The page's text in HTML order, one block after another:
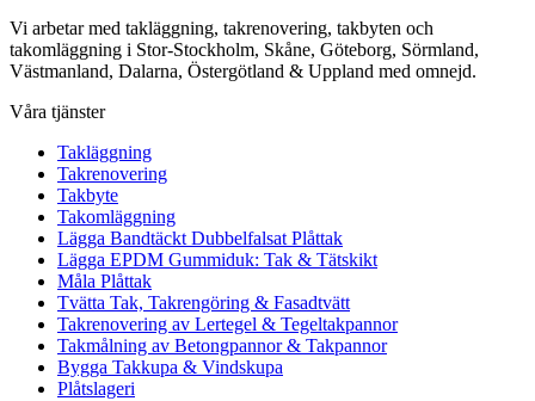
Vi arbetar med takläggning, takrenovering, takbyten och
takomläggning i Stor-Stockholm, Skåne, Göteborg, Sörmland,
Västmanland, Dalarna, Östergötland & Uppland med omnejd.
Våra tjänster
Takläggning
Takrenovering
Takbyte
Takomläggning
Lägga Bandtäckt Dubbelfalsat Plåttak
Lägga EPDM Gummiduk: Tak & Tätskikt
Måla Plåttak
Tvätta Tak, Takrengöring & Fasadtvätt
Takrenovering av Lertegel & Tegeltakpannor
Takmålning av Betongpannor & Takpannor
Bygga Takkupa & Vindskupa
Plåtslageri